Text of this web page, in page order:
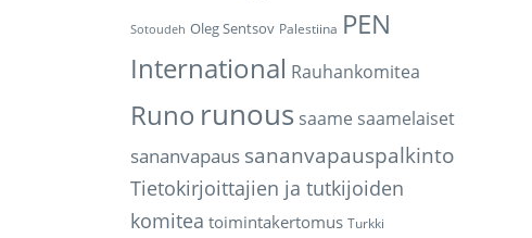
Sotoudeh Oleg Sentsov Palestiina PEN
International Rauhankomitea
Runo runous saame saamelaiset
sananvapaus sananvapauspalkinto
Tietokirjoittajien ja tutkijoiden
komitea toimintakertomus Turkki